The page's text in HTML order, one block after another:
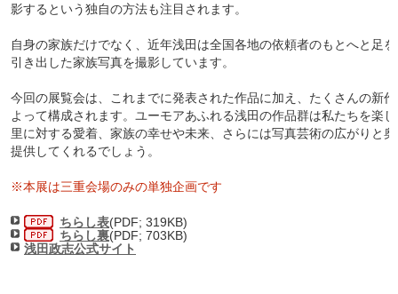
影するという独自の方法も注目されます。
自身の家族だけでなく、近年浅田は全国各地の依頼者のもとへと足
引き出した家族写真を撮影しています。
今回の展覧会は、これまでに発表された作品に加え、たくさんの新
よって構成されます。ユーモアあふれる浅田の作品群は私たちを楽
里に対する愛着、家族の幸せや未来、さらには写真芸術の広がりと
提供してくれるでしょう。
※本展は三重会場のみの単独企画です
ちらし表(PDF; 319KB)
ちらし裏(PDF; 703KB)
浅田政志公式サイト